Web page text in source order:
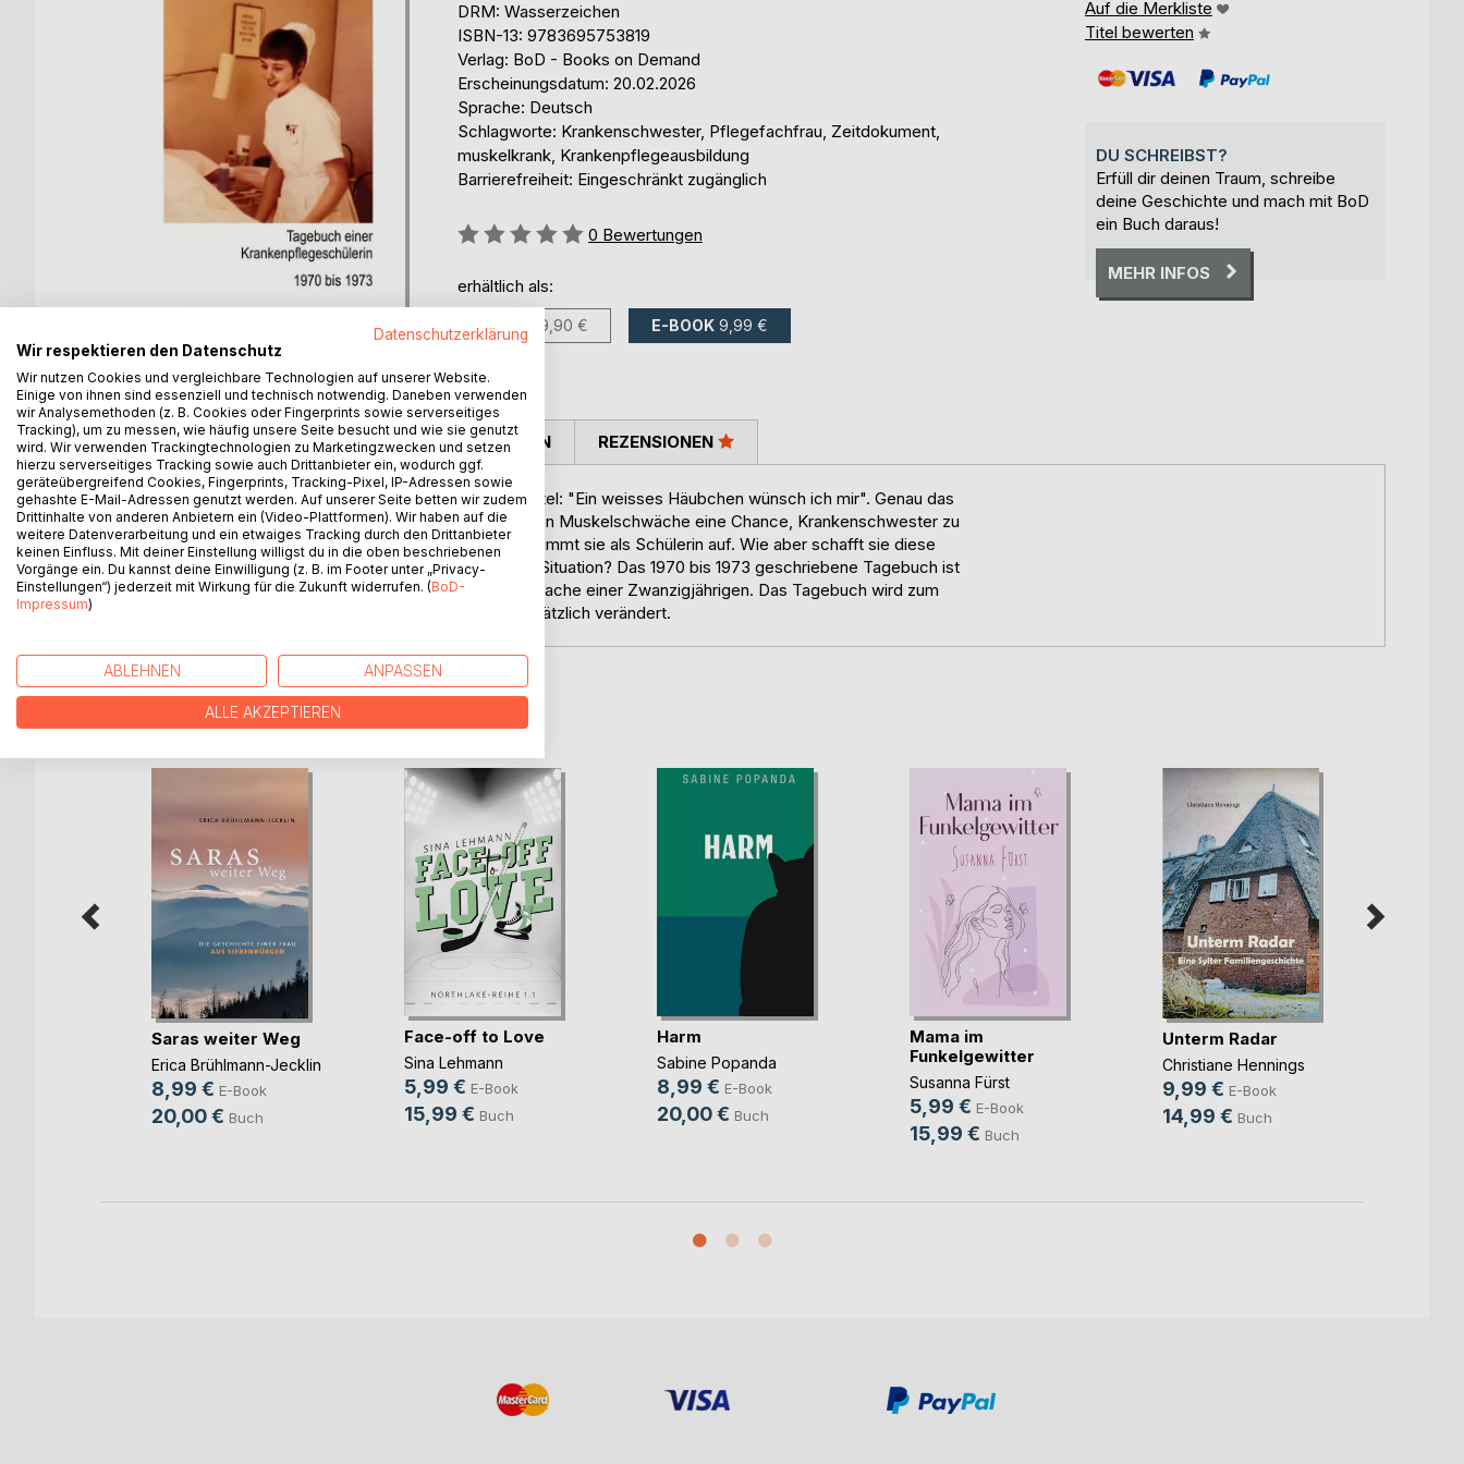
DRM: Wasserzeichen
ISBN-13: 9783695753819
Verlag: BoD - Books on Demand
Erscheinungsdatum: 20.02.2026
Sprache: Deutsch
Schlagworte: Krankenschwester, Pflegefachfrau, Zeitdokument,
muskelkrank, Krankenpflegeausbildung
Barrierefreiheit: Eingeschränkt zugänglich
Bewertung::
0 Bewertungen
erhältlich als:
BUCH 29,90 € E-BOOK 9,99 €
Auf die Merkliste
Titel bewerten
DU SCHREIBST?
Erfüll dir deinen Traum, schreibe
deine Geschichte und mach mit BoD
ein Buch daraus!
MEHR INFOS
BESCHREIBUNG
Eine junge Frau hält einen Prospekt in den Händen. Der Titel: "Ein weisses Häubchen wünsch ich mir". Genau das
wünscht sie sich auch. Aber hat sie trotz ihrer angeborenen Muskelschwäche eine Chance, Krankenschwester zu
werden? Die christliche Krankenpflegeschule Bethanien nimmt sie als Schülerin auf. Wie aber schafft sie diese
Lehrzeit? Wie das Überwinden einer lebensbedrohlichen Situation? Das 1970 bis 1973 geschriebene Tagebuch ist
authentisch. Nichts im Text wurde geändert, es ist die Sprache einer Zwanzigjährigen. Das Tagebuch wird zum
Zeitdokument, hat sich die Pflegeausbildung doch grundsätzlich verändert.
AUTOR/IN PRESSESTIMMEN REZENSIONEN
WEITERE TITEL BEIBoD
Saras weiter Weg
Erica Brühlmann-Jecklin
8,99 € E-Book
20,00 € Buch
Face-off to Love
Sina Lehmann
5,99 € E-Book
15,99 € Buch
Harm
Sabine Popanda
8,99 € E-Book
20,00 € Buch
Mama im
Funkelgewitter
Susanna Fürst
5,99 € E-Book
15,99 € Buch
Unterm Radar
Christiane Hennings
9,99 € E-Book
14,99 € Buch
Datenschutzerklärung
Wir respektieren den Datenschutz
Wir nutzen Cookies und vergleichbare Technologien auf unserer Website.
Einige von ihnen sind essenziell und technisch notwendig. Daneben verwenden
wir Analysemethoden (z. B. Cookies oder Fingerprints sowie serverseitiges
Tracking), um zu messen, wie häufig unsere Seite besucht und wie sie genutzt
wird. Wir verwenden Trackingtechnologien zu Marketingzwecken und setzen
hierzu serverseitiges Tracking sowie auch Drittanbieter ein, wodurch ggf.
geräteübergreifend Cookies, Fingerprints, Tracking-Pixel, IP-Adressen sowie
gehashte E-Mail-Adressen genutzt werden. Auf unserer Seite betten wir zudem
Drittinhalte von anderen Anbietern ein (Video-Plattformen). Wir haben auf die
weitere Datenverarbeitung und ein etwaiges Tracking durch den Drittanbieter
keinen Einfluss. Mit deiner Einstellung willigst du in die oben beschriebenen
Vorgänge ein. Du kannst deine Einwilligung (z. B. im Footer unter „Privacy-
Einstellungen“) jederzeit mit Wirkung für die Zukunft widerrufen. (BoD-
Impressum)
ABLEHNEN ANPASSEN
ALLE AKZEPTIEREN